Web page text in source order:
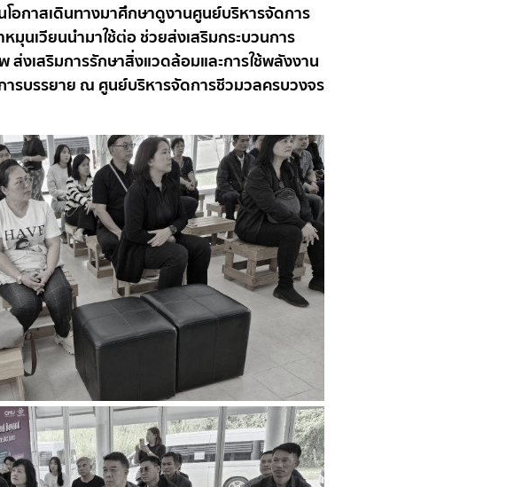
อกาสเดินทางมาศึกษาดูงานศูนย์บริหารจัดการ
นเวียนนำมาใช้ต่อ ช่วยส่งเสริมกระบวนการ
ส่งเสริมการรักษาสิ่งแวดล้อมและการใช้พลังงาน
รบรรยาย ณ ศูนย์บริหารจัดการชีวมวลครบวงจร